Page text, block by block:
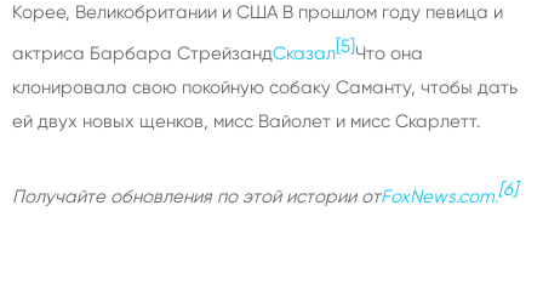
Корее, Великобритании и США В прошлом году певица и
актриса Барбара СтрейзандСказал[5]Что она
клонировала свою покойную собаку Саманту, чтобы дать
ей двух новых щенков, мисс Вайолет и мисс Скарлетт.
Получайте обновления по этой истории отFoxNews.com.[6]